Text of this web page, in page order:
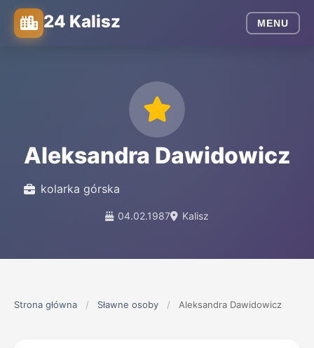
24 Kalisz MENU
Aleksandra Dawidowicz
kolarka górska
04.02.1987 Kalisz
Strona główna / Sławne osoby / Aleksandra Dawidowicz